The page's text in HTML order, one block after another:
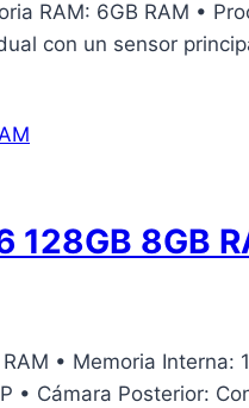
RAM: 6GB RAM •
con un sensor
128GB 8GB
RAM • Memoria
• Cámara Posterior: